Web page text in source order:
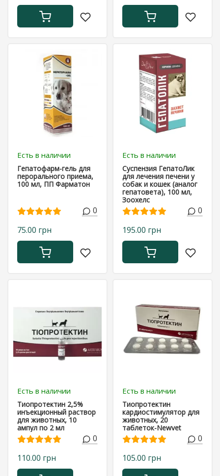
Есть в наличии
Гепатофарм-гель для
перорального приема,
100 мл, ПП Фарматон
0
75.00 грн
Есть в наличии
Суспензия ГепатоЛик
для лечения печени у
собак и кошек (аналог
гепатовета), 100 мл,
Зоохелс
0
195.00 грн
Есть в наличии
Тиопротектин 2,5%
инъекционный раствор
для животных, 10
ампул по 2 мл
0
110.00 грн
Есть в наличии
Тиопротектин
кардиостимулятор для
животных, 20
таблеток-Newvet
0
105.00 грн